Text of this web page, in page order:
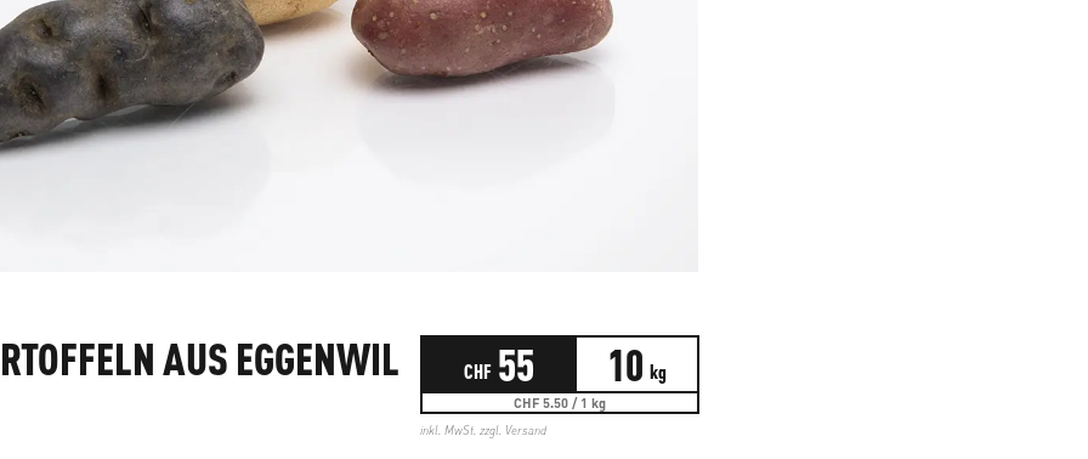
AUS EGGENWIL CHF 55 10 kg
CHF 5.50 / 1 kg
inkl. MwSt. zzgl. Versand